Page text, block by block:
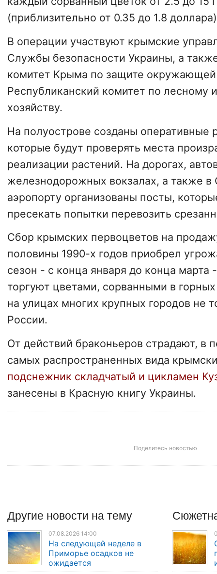
(приблизительно от 0.35 до 1.8
В операции участвуют крымские
Службы безопасности Украины, а
комитет Крыма по защите
Республиканский комитет по лесному
хозяйству.
На полуострове созданы оперативные
которые будут проверять места
реализации растений. На дорогах,
железнодорожных вокзалах, а также
аэропорту организованы посты,
пресекать попытки перевозить
Сбор крымских первоцветов на
половины 1990-х годов приобрел
сезон - с конца января до конца марта
торгуют цветами, сорванными в
на улицах многих крупных городов не
России.
От действий браконьеров страдают, в
самых распространенных вида
подснежник складчатый и цикламен
занесены в Красную книгу Украины.
Поделитесь новостью
Другие новости на тему
07.08.2026 14:00
На следующей неделе в
Приморье осадков не
ожидается